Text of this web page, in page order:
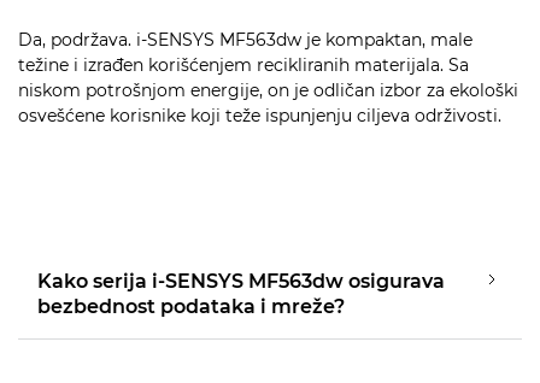
Da, podržava. i-SENSYS MF563dw je kompaktan, male
težine i izrađen korišćenjem recikliranih materijala. Sa
niskom potrošnjom energije, on je odličan izbor za ekološki
osvešćene korisnike koji teže ispunjenju ciljeva održivosti.
Kako serija i-SENSYS MF563dw osigurava
bezbednost podataka i mreže?